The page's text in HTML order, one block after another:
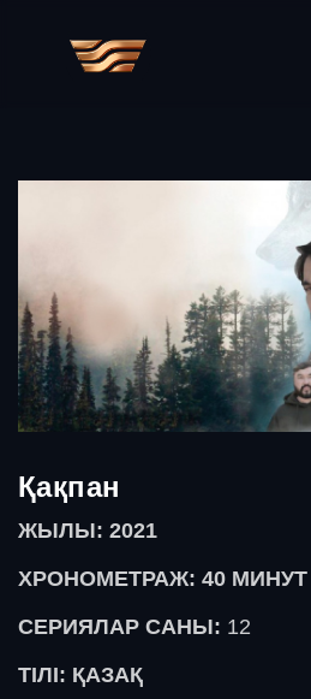
Қақпан
ЖЫЛЫ: 2021
ХРОНОМЕТРАЖ: 40 МИНУТ
СЕРИЯЛАР САНЫ: 12
ТІЛІ: ҚАЗАҚ